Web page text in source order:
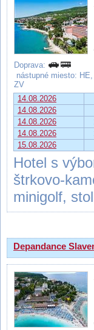
Doprava:
nástupné miesto:
ZV
14.08.2026
14.08.2026
14.08.2026
14.08.2026
15.08.2026
Hotel s
štrkovo-
minigolf,
Depandance